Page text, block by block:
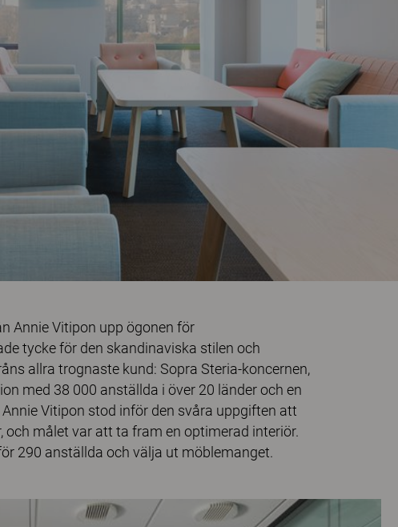
Annie Vitipon upp ögonen för
tycke för den skandinaviska stilen och
allra trognaste kund: Sopra Steria-koncernen,
med 38 000 anställda i över 20 länder och en
Vitipon stod inför den svåra uppgiften att
målet var att ta fram en optimerad interiör.
290 anställda och välja ut möblemanget.